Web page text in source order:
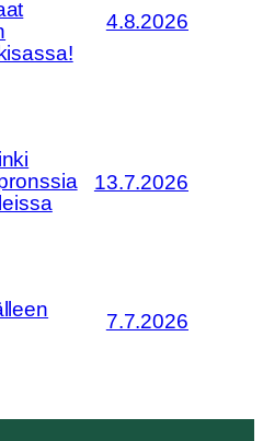
4.8.2026
13.7.2026
7.7.2026